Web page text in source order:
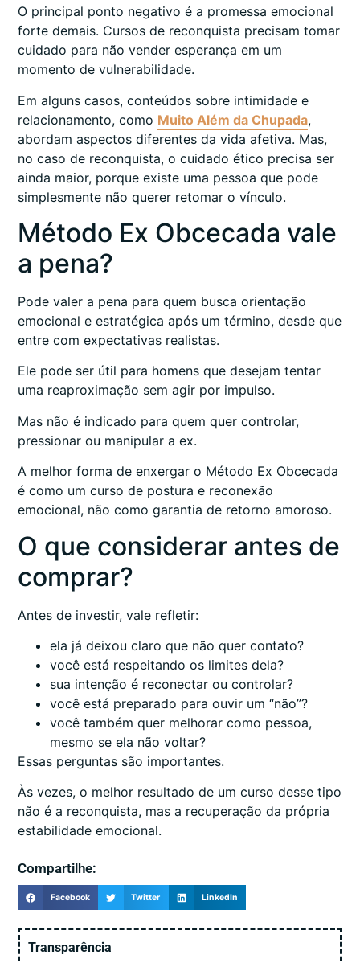
O principal ponto negativo é a promessa emocional
forte demais. Cursos de reconquista precisam tomar
cuidado para não vender esperança em um
momento de vulnerabilidade.
Em alguns casos, conteúdos sobre intimidade e
relacionamento, como Muito Além da Chupada,
abordam aspectos diferentes da vida afetiva. Mas,
no caso de reconquista, o cuidado ético precisa ser
ainda maior, porque existe uma pessoa que pode
simplesmente não querer retomar o vínculo.
Método Ex Obcecada vale
a pena?
Pode valer a pena para quem busca orientação
emocional e estratégica após um término, desde que
entre com expectativas realistas.
Ele pode ser útil para homens que desejam tentar
uma reaproximação sem agir por impulso.
Mas não é indicado para quem quer controlar,
pressionar ou manipular a ex.
A melhor forma de enxergar o Método Ex Obcecada
é como um curso de postura e reconexão
emocional, não como garantia de retorno amoroso.
O que considerar antes de
comprar?
Antes de investir, vale refletir:
ela já deixou claro que não quer contato?
você está respeitando os limites dela?
sua intenção é reconectar ou controlar?
você está preparado para ouvir um “não”?
você também quer melhorar como pessoa,
mesmo se ela não voltar?
Essas perguntas são importantes.
Às vezes, o melhor resultado de um curso desse tipo
não é a reconquista, mas a recuperação da própria
estabilidade emocional.
Compartilhe:
Facebook Twitter LinkedIn
Transparência